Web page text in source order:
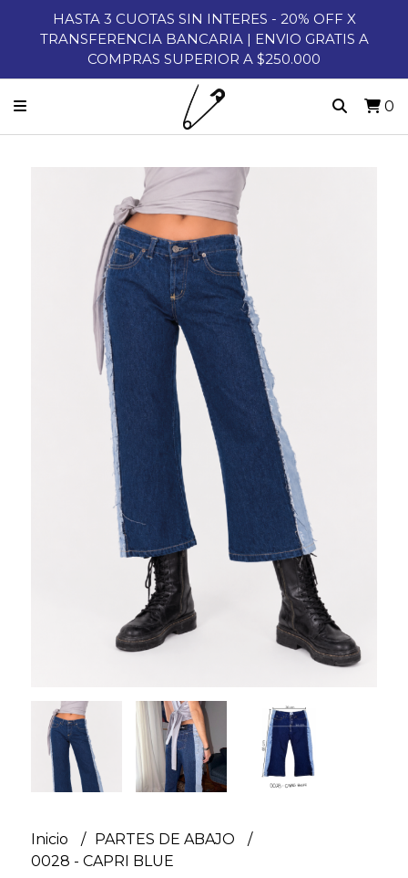
HASTA 3 CUOTAS SIN INTERES - 20% OFF X
TRANSFERENCIA BANCARIA | ENVIO GRATIS A
COMPRAS SUPERIOR A $250.000
0
Inicio
PARTES DE ABAJO
0028 - CAPRI BLUE